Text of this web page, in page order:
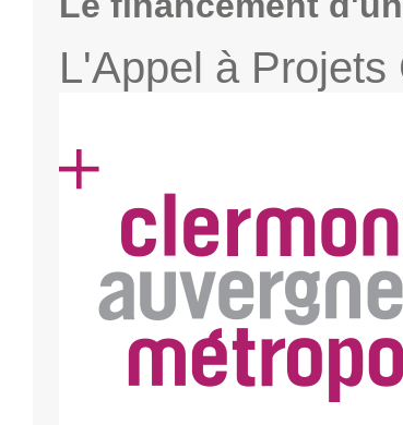
L'Appel à Projets